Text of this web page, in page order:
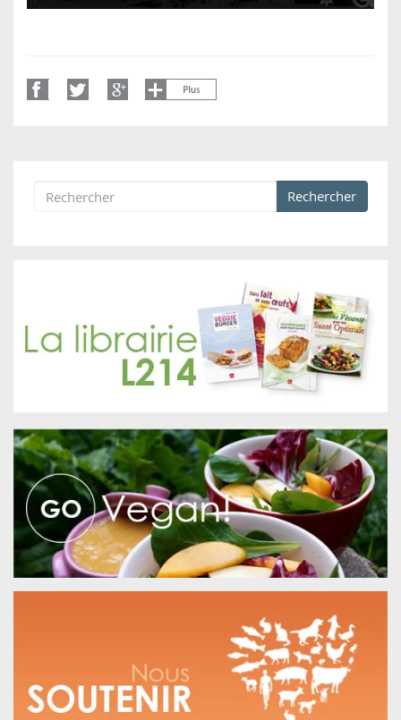
Formulaire de recherche
Rechercher